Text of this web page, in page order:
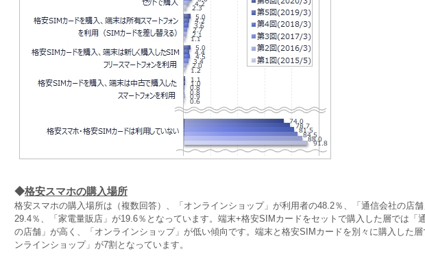
◆格安スマホの購入場所
格安スマホの購入場所は（複数回答）、「オンラインショップ」が利用者の48.2％、「通信会社の店
29.4％、「家電量販店」が19.6％となっています。端末+格安SIMカードをセットで購入した層では「
の店舗」が高く、「オンラインショップ」が低い傾向です。端末と格安SIMカードを別々に購入した層
ンラインショップ」が7割となっています。